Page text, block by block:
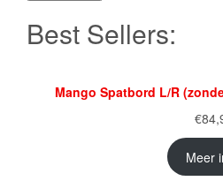
Best Sellers:
Mango Spatbord L/R
€
Meer